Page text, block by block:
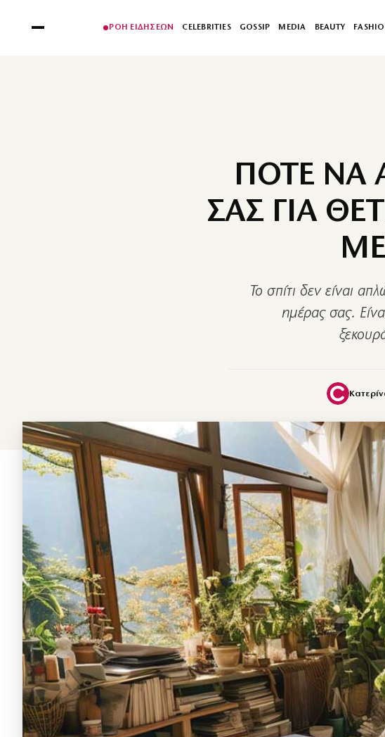
ΡΟΗ ΕΙΔΗΣΕΩΝ CELEBRITIES GOSSIP MEDIA BEAUTY
ΠΟΤΕ ΝΑ
ΣΑΣ ΓΙΑ
Το σπίτι δεν είναι
ημέρας σας.